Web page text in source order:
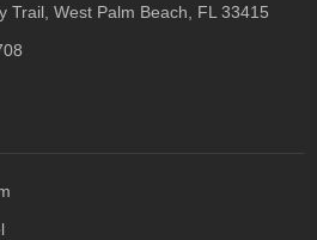
Trail, West Palm Beach, FL 33415